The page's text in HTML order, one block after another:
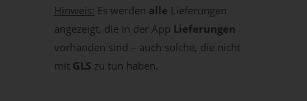
Hinweis: Es werden alle Lieferungen
angezeigt, die in der App Lieferungen
vorhanden sind – auch solche, die nicht
mit GLS zu tun haben.